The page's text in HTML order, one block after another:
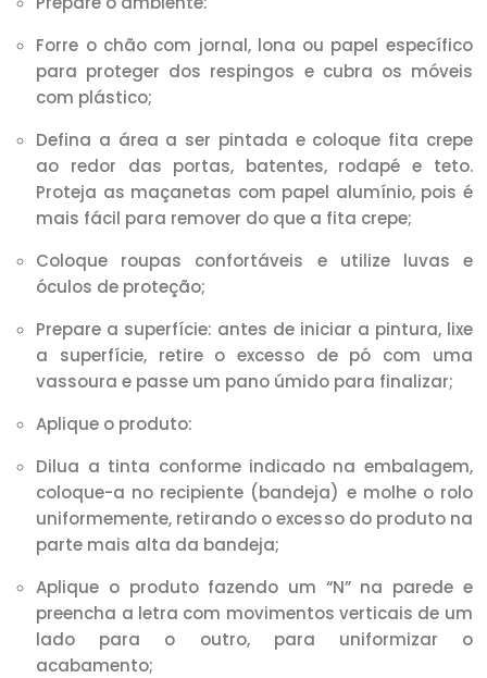
Forre o chão com jornal, lona ou papel específico
para proteger dos respingos e cubra os móveis
com plástico;
Defina a área a ser pintada e coloque fita crepe
ao redor das portas, batentes, rodapé e teto.
Proteja as maçanetas com papel alumínio, pois é
mais fácil para remover do que a fita crepe;
Coloque roupas confortáveis e utilize luvas e
óculos de proteção;
Prepare a superfície: antes de iniciar a pintura, lixe
a superfície, retire o excesso de pó com uma
vassoura e passe um pano úmido para finalizar;
Aplique o produto:
Dilua a tinta conforme indicado na embalagem,
coloque-a no recipiente (bandeja) e molhe o rolo
uniformemente, retirando o excesso do produto na
parte mais alta da bandeja;
Aplique o produto fazendo um “N” na parede e
preencha a letra com movimentos verticais de um
lado para o outro, para uniformizar o
acabamento;